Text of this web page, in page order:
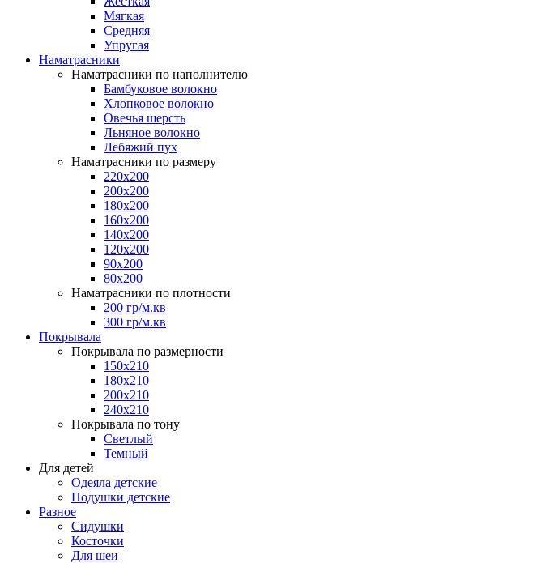
Мягкая
Средняя
Упругая
Наматрасники
Наматрасники по наполнителю
Бамбуковое волокно
Хлопковое волокно
Овечья шерсть
Льняное волокно
Лебяжий пух
Наматрасники по размеру
220x200
200x200
180x200
160x200
140x200
120x200
90x200
80x200
Наматрасники по плотности
200 гр/м.кв
300 гр/м.кв
Покрывала
Покрывала по размерности
150x210
180x210
200x210
240x210
Покрывала по тону
Светлый
Темный
Для детей
Одеяла детские
Подушки детские
Разное
Сидушки
Косточки
Для шеи